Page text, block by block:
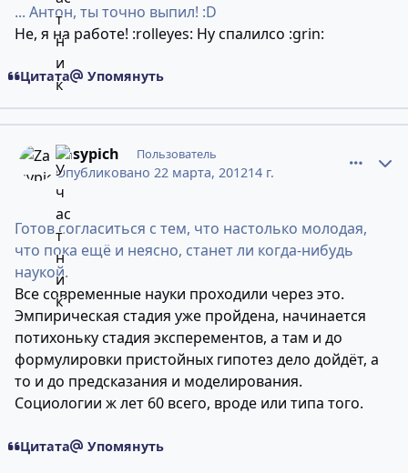
... Антон, ты точно выпил! :D
Не, я на работе! :rolleyes: Ну спалилсо :grin:
Цитата Упомянуть
Zasypich Пользователь
Опубликовано 22 марта, 201214 г.
Готов согласиться с тем, что настолько молодая,
что пока ещё и неясно, станет ли когда-нибудь
наукой.
Все современные науки проходили через это.
Эмпирическая стадия уже пройдена, начинается
потихоньку стадия эксперементов, а там и до
формулировки пристойных гипотез дело дойдёт, а
то и до предсказания и моделирования.
Социологии ж лет 60 всего, вроде или типа того.
Цитата Упомянуть